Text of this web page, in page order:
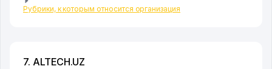
Рубрики, к которым относится организация
7. ALTECH.UZ